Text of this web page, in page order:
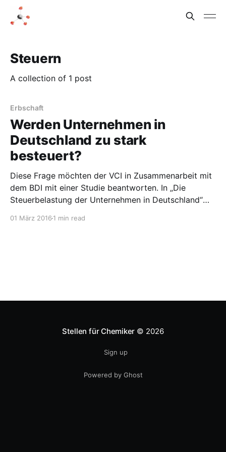
Steuern
A collection of 1 post
Erbschaft
Werden Unternehmen in
Deutschland zu stark
besteuert?
Diese Frage möchten der VCI in Zusammenarbeit mit
dem BDI mit einer Studie beantworten. In „Die
Steuerbelastung der Unternehmen in Deutschland“
01 März 2016 1 min read
Stellen für Chemiker © 2026
Sign up
Powered by Ghost